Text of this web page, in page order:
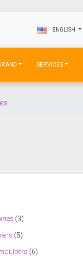
ENGLISH
SERVICES
(3)
(5)
(6)